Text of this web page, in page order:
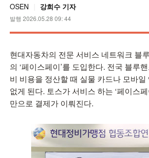
OSEN 강희수 기자
발행 2026.05.28 09: 44
현대자동차의 전문 서비스 네트워크 블
의 ‘페이스페이’를 도입한다. 전국 블루
비 비용을 정산할 때 실물 카드나 모바
없게 된다. 토스가 서비스 하는 ‘페이스
만으로 결제가 이뤄진다.